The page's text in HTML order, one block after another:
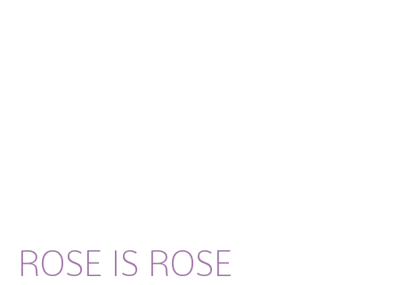
ROSE IS ROSE